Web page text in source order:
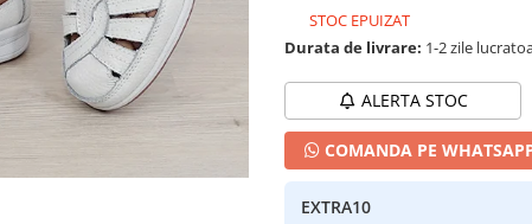
STOC EPUIZAT
Durata de livrare: 1-2 zile
ALERTA STOC
COMANDA PE
EXTRA10